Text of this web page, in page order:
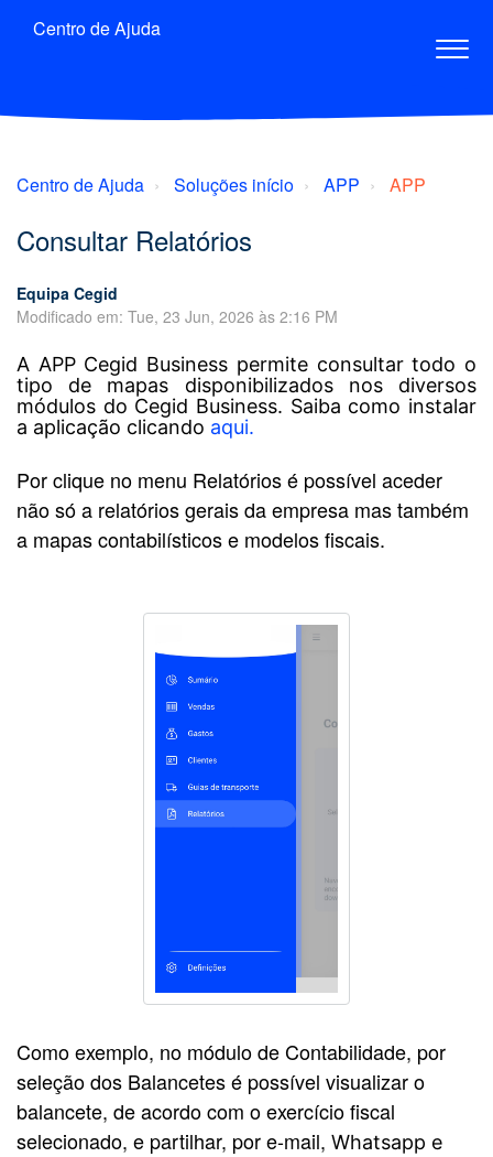
Centro de Ajuda
Centro de Ajuda Soluções início APP APP
Consultar Relatórios
Equipa Cegid
Modificado em: Tue, 23 Jun, 2026 às 2:16 PM
A APP Cegid Business permite consultar todo o
tipo de mapas disponibilizados nos diversos
módulos do Cegid Business. Saiba como instalar
a aplicação clicando aqui.
Por clique no menu Relatórios é possível aceder
não só a relatórios gerais da empresa mas também
a mapas contabilísticos e modelos fiscais.
Como exemplo, no módulo de Contabilidade, por
seleção dos Balancetes é possível visualizar o
balancete, de acordo com o exercício fiscal
selecionado, e partilhar, por e-mail, Whatsapp e